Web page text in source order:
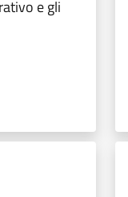
e gli